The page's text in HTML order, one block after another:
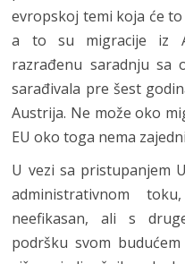
evropskoj temi koja će
a to su migracije iz
razrađenu saradnju sa
sarađivala pre šest
Austrija. Ne može oko
EU oko toga nema
U vezi sa pristupanjem
administrativnom
neefikasan, ali s
podršku svom